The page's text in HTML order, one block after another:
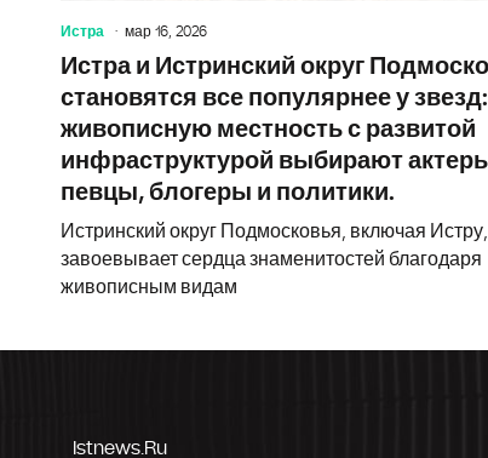
Истра мар 16, 2026
Истра и Истринский округ
становятся все популярнее у звезд:
живописную местность с развитой
инфраструктурой выбирают
певцы, блогеры и политики.
Истринский округ Подмосковья, включая Истру,
завоевывает сердца знаменитостей благодаря
живописным видам
Istnews.ru